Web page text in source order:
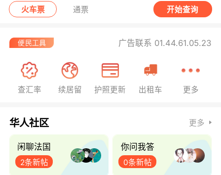
巴黎地铁音乐家海选启动！
火车票 通票 开始查询
广告联系 01.44.61.05.23
查汇率 续居留 护照更新 出租车 更多
华人社区 更多
闲聊法国
2条新帖
你问我答
0条新帖